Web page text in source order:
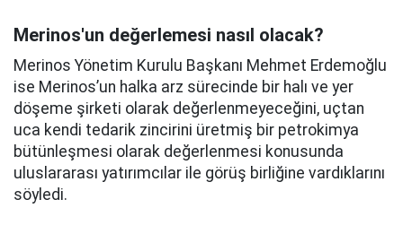
Merinos'un değerlemesi nasıl olacak?
Merinos Yönetim Kurulu Başkanı Mehmet Erdemoğlu
ise Merinos’un halka arz sürecinde bir halı ve yer
döşeme şirketi olarak değerlenmeyeceğini, uçtan
uca kendi tedarik zincirini üretmiş bir petrokimya
bütünleşmesi olarak değerlenmesi konusunda
uluslararası yatırımcılar ile görüş birliğine vardıklarını
söyledi.